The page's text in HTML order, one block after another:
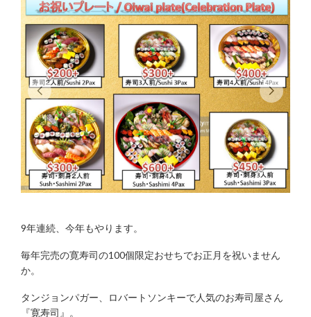
9年連続、今年もやります。
毎年完売の寛寿司の100個限定おせちでお正月を祝いません
か。
タンジョンパガー、ロバートソンキーで人気のお寿司屋さん
『寛寿司』。